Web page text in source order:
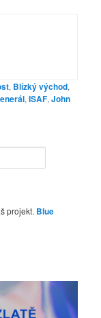
, Blízký východ,
,ISAF,John
projekt. Blue